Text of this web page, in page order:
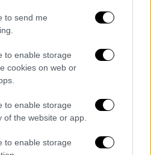
to send me
to enable storage
cookies on web or
to enable storage
of the website or app.
to enable storage
θα χρειαστεί να
το Μηχανογραφικό
τις δύο
θα υπάρχει η
διπλού, παράλληλου
για τα Δημόσια ΙΕΚ.
φέτος, είναι ότι η
σε δύο
καθώς με βάση τα